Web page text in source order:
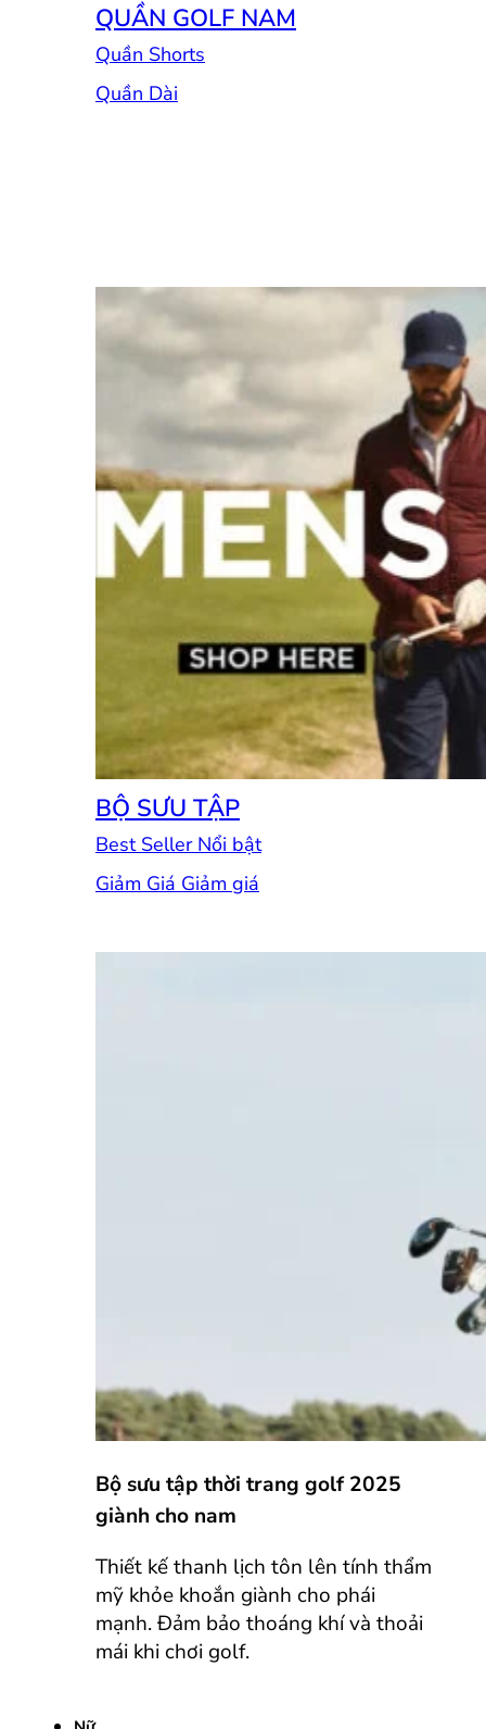
QUẦN GOLF NAM
Quần Shorts
Quần Dài
BỘ SƯU TẬP
Best Seller
Giảm Giá
Bộ sưu tập thời trang golf 2025
giành cho nam
Thiết kế thanh lịch tôn lên tính thẩm
mỹ khỏe khoắn giành cho phái
mạnh. Đảm bảo thoáng khí và thoải
mái khi chơi golf.